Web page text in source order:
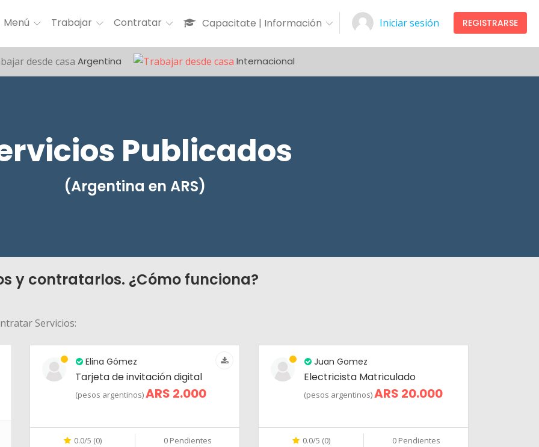
Menú Trabajar Contratar Capacitate | Información Iniciar sesión REGISTRARSE
Argentina Internacional
Publicados
(Argentina en ARS)
y contratarlos. ¿Cómo funciona?
Servicios:
Elina Gómez
Tarjeta de invitación digital
(pesos argentinos)ARS 2.000
0.0/5 (0) 0 Pendientes
Juan Gomez
Electricista Matriculado
(pesos argentinos)ARS 20.000
0.0/5 (0) 0 Pendientes